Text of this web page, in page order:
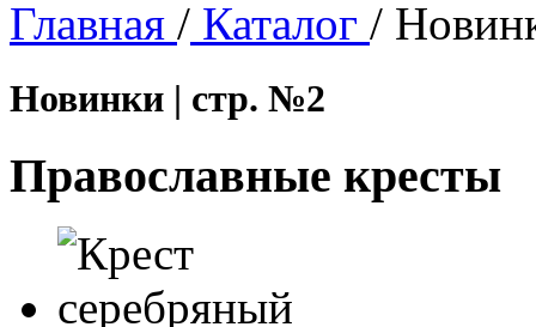
Главная / Каталог /
Новинки | стр. №2
Православные кресты